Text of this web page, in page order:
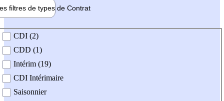
filtres de types de Contrat
contrat
CDI (2)
CDD (1)
Intérim (19)
CDI Intérimaire
Saisonnier